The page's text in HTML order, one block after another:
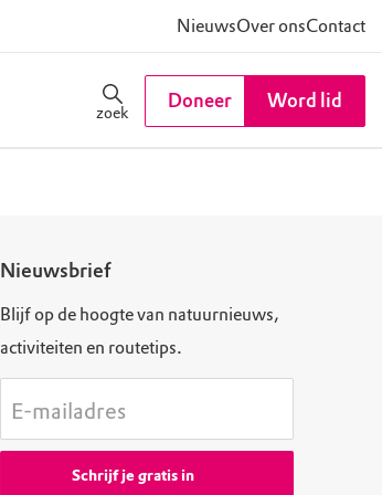
NieuwsOver onsContact
zoek
Doneer Word lid
Nieuwsbrief
Blijf op de hoogte van natuurnieuws,
activiteiten en routetips.
E-mailadres
Schrijf je gratis in